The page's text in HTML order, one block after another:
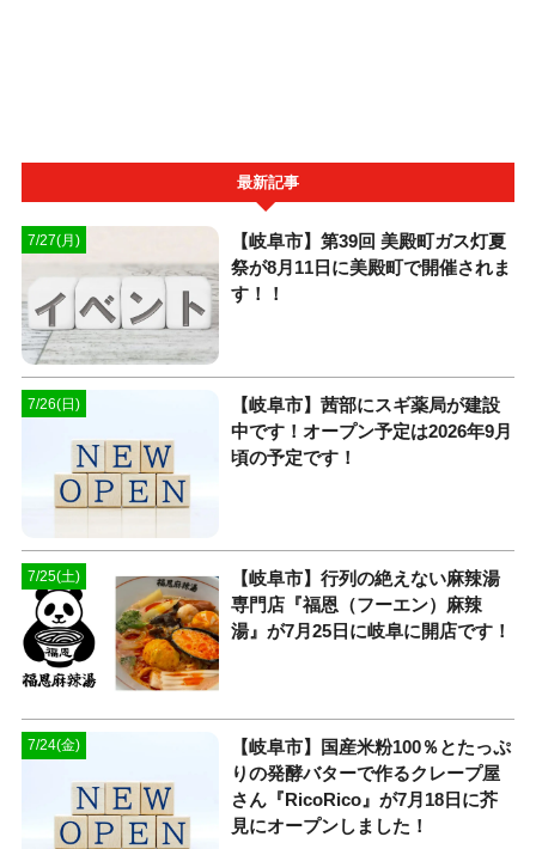
最新記事
7/27(月)
【岐阜市】第39回 美殿町ガス灯夏
祭が8月11日に美殿町で開催されま
す！！
7/26(日)
【岐阜市】茜部にスギ薬局が建設
中です！オープン予定は2026年9月
頃の予定です！
7/25(土)
【岐阜市】行列の絶えない麻辣湯
専門店『福恩（フーエン）麻辣
湯』が7月25日に岐阜に開店です！
7/24(金)
【岐阜市】国産米粉100％とたっぷ
りの発酵バターで作るクレープ屋
さん『RicoRico』が7月18日に芥
見にオープンしました！